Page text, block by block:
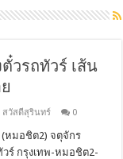
วรถทัวร์ เส้น
สวัสดีสุรินทร์ 0
(หมอชิต2) จตุจักร
ร์ กรุงเทพ-หมอชิต2-